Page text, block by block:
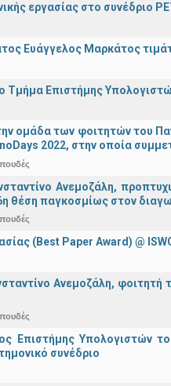
εργασίας στο συνέδριο
Ευάγγελος Μαρκάτος
Τμήμα Επιστήμης
ομάδα των φοιτητών του
2022, στην οποία
Ανεμοζάλη,
θέση παγκοσμίως στον
(Best Paper Award) @
Ανεμοζάλη,
Επιστήμης Υπολογιστών
συνέδριο